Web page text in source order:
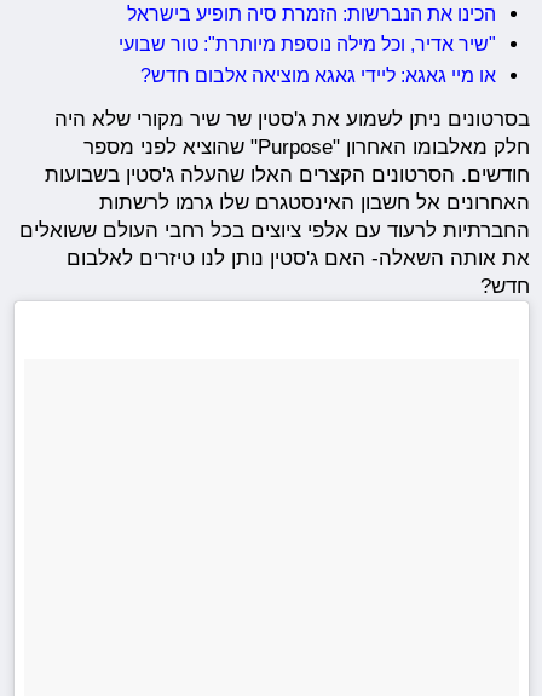
הכינו את הנברשות: הזמרת סיה תופיע בישראל
"שיר אדיר, וכל מילה נוספת מיותרת": טור שבועי
או מיי גאגא: ליידי גאגא מוציאה אלבום חדש?
בסרטונים ניתן לשמוע את ג'סטין שר שיר מקורי שלא היה
חלק מאלבומו האחרון "Purpose" שהוציא לפני מספר
חודשים. הסרטונים הקצרים האלו שהעלה ג'סטין בשבועות
האחרונים אל חשבון האינסטגרם שלו גרמו לרשתות
החברתיות לרעוד עם אלפי ציוצים בכל רחבי העולם ששואלים
את אותה השאלה- האם ג'סטין נותן לנו טיזרים לאלבום
חדש?